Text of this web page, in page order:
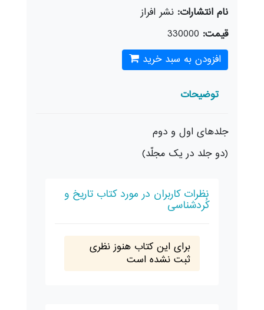
نام انتشارات: نشر افراز
قیمت: 330000
افزودن به سبد خرید
توضیحات
جلدهای اول و دوم
(دو جلد در یک مجلّد)
نظرات کاربران در مورد کتاب تاریخ و
کُردشناسی
برای این کتاب هنوز نظری
ثبت نشده است